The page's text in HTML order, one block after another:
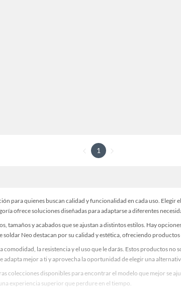
1
para quienes buscan calidad y funcionalidad en cada uso. Elegir
ofrece soluciones diseñadas para adaptarse a diferentes
tamaños y acabados que se ajustan a distintos estilos. Hay
Neo destacan por su calidad y estética, ofreciendo
la resistencia y el uso que le darás. Estos productos
adapta mejor a ti y aprovecha la oportunidad de elegir una
colecciones disponibles para encontrar el modelo que mejor se
experiencia superior que perdure en el tiempo.